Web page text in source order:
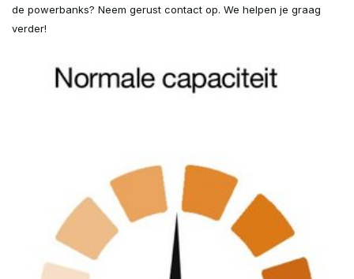
de powerbanks? Neem gerust contact op. We helpen je graag
verder!